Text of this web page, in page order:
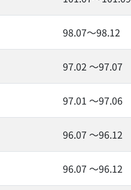
98.07～98.12
97.02 ～97.07
97.01 ～97.06
96.07 ～96.12
96.07 ～96.12